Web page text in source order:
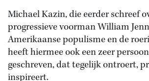
Michael Kazin, die eerder schreef
progressieve voorman William
Amerikaanse populisme en de
heeft hiermee ook een zeer
geschreven, dat tegelijk ontroert,
inspireert.